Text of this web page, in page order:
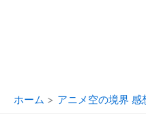
ホーム アニメ空の境界 感